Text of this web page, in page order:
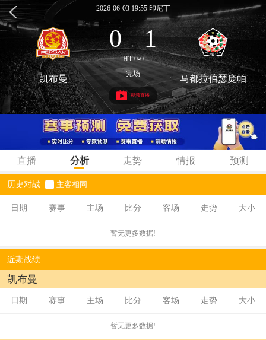
2026-06-03 19:55 印尼丁
0 : 1
HT 0-0
凯布曼 完场 马都拉伯瑟庞帕
视频直播
直播 分析 走势 情报 预测
历史对战 主客相同
日期 赛事 主场 比分 客场 走势 大小
暂无更多数据!
近期战绩
凯布曼
日期 赛事 主场 比分 客场 走势 大小
暂无更多数据!